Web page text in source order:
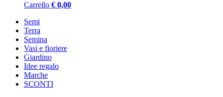
Carrello € 0,00
Semi
Terra
Semina
Vasi e fioriere
Giardino
Idee regalo
Marche
SCONTI